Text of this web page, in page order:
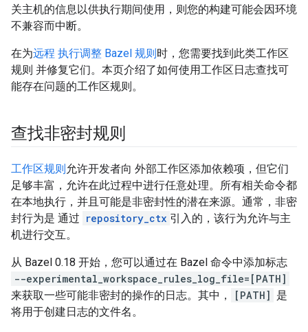
关主机的信息以供执行期间使用，则您的构建可能会因环境
不兼容而中断。
在为远程 执行调整 Bazel 规则时，您需要找到此类工作区
规则 并修复它们。本页介绍了如何使用工作区日志查找可
能存在问题的工作区规则。
查找非密封规则
工作区规则允许开发者向 外部工作区添加依赖项，但它们
足够丰富，允许在此过程中进行任意处理。所有相关命令都
在本地执行，并且可能是非密封性的潜在来源。通常，非密
封行为是 通过 repository_ctx 引入的，该行为允许与主
机进行交互。
从 Bazel 0.18 开始，您可以通过在 Bazel 命令中添加标志
--experimental_workspace_rules_log_file=[PATH]
来获取一些可能非密封的操作的日志。其中，
[PATH] 是
将用于创建日志的文件名。